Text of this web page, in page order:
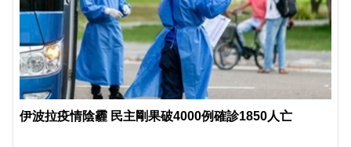
伊波拉疫情陰霾 民主剛果破4000例確診1850人亡